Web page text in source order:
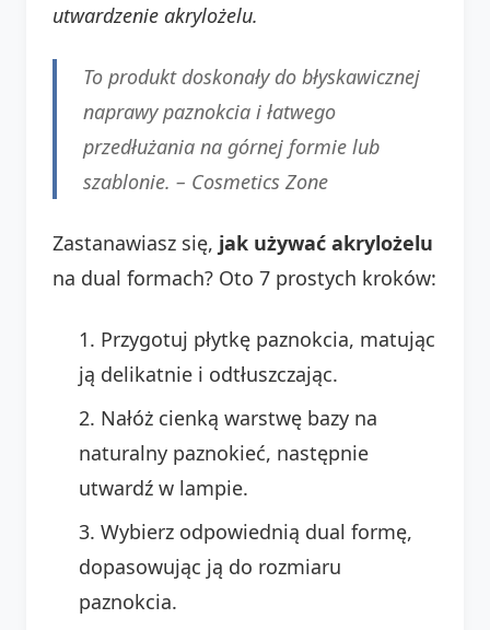
utwardzenie akrylożelu.
To produkt doskonały do błyskawicznej
naprawy paznokcia i łatwego
przedłużania na górnej formie lub
szablonie. – Cosmetics Zone
Zastanawiasz się, jak używać akrylożelu
na dual formach? Oto 7 prostych kroków:
Przygotuj płytkę paznokcia, matując
ją delikatnie i odtłuszczając.
Nałóż cienką warstwę bazy na
naturalny paznokieć, następnie
utwardź w lampie.
Wybierz odpowiednią dual formę,
dopasowując ją do rozmiaru
paznokcia.